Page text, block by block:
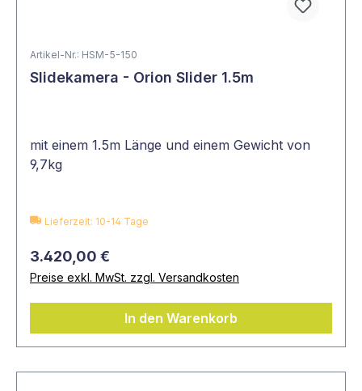
Artikel-Nr.: HSM-5-150
Slidekamera - Orion Slider 1.5m
mit einem 1.5m Länge und einem Gewicht von
9,7kg
Lieferzeit: 10-14 Tage
3.420,00 €
Preise exkl. MwSt. zzgl. Versandkosten
In den Warenkorb